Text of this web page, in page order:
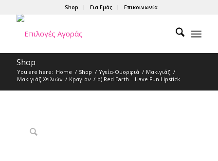
Shop Για Εμάς Επικοινωνία
Shop
You are here: Home / Shop / Υγεία-Ομορφιά / Μακιγιάζ /
Μακιγιάζ Χειλιών / Κραγιόν / b) Red Earth – Have Fun Lipstick